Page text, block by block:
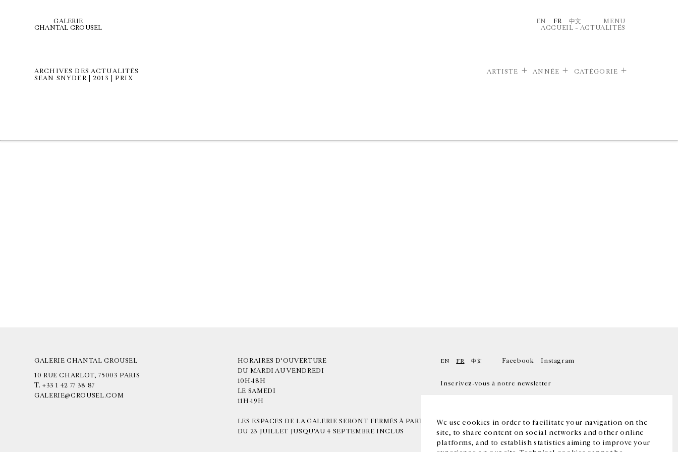
We use cookies in order to facilitate your navigation on the
site, to share content on social networks and other online
platforms, and to establish statistics aiming to improve your
GALERIE
CHANTAL CROUSEL
EN FR 中文
MENU
ACCUEIL – ACTUALITÉS
ARCHIVES DES ACTUALITÉS
SEAN SNYDER | 2013 | PRIX
ARTISTE ANNÉE CATÉGORIE
GALERIE CHANTAL CROUSEL
10 RUE CHARLOT, 75003 PARIS
T. +33 1 42 77 38 87
GALERIE@CROUSEL.COM
HORAIRES D'OUVERTURE
DU MARDI AU VENDREDI
10H-18H
LE SAMEDI
11H-19H
LES ESPACES DE LA GALERIE SERONT FERMÉS À PARTIR
DU 23 JUILLET JUSQU'AU 4 SEPTEMBRE INCLUS
EN FR 中文 Facebook Instagram
Inscrivez-vous à notre newsletter